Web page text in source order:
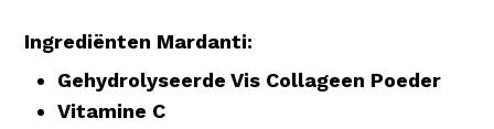
Ingrediënten Mardanti:
Gehydrolyseerde Vis Collageen Poeder
Vitamine C